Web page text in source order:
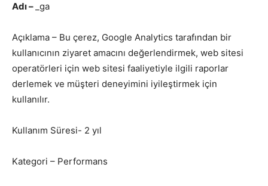
Adı – _ga
Açıklama – Bu çerez, Google Analytics tarafından bir
kullanıcının ziyaret amacını değerlendirmek, web sitesi
operatörleri için web sitesi faaliyetiyle ilgili raporlar
derlemek ve müşteri deneyimini iyileştirmek için
kullanılır.
Kullanım Süresi- 2 yıl
Kategori – Performans